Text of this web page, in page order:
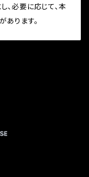
、必要に応じて、本
あります。